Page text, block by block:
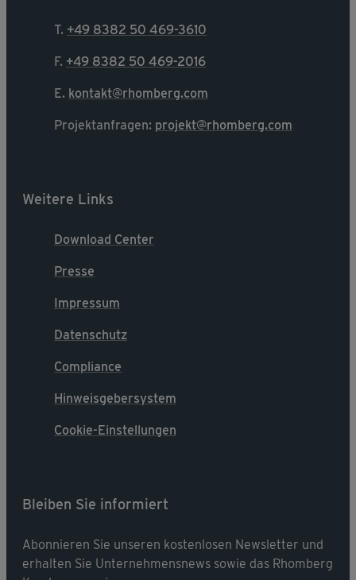
T. +49 8382 50 469-3610
F. +49 8382 50 469-2016
E. kontakt@rhomberg.com
Projektanfragen: projekt@rhomberg.com
Weitere Links
Download Center
Presse
Impressum
Datenschutz
Compliance
Hinweisgebersystem
Cookie-Einstellungen
Bleiben Sie informiert
Abonnieren Sie unseren kostenlosen Newsletter und
erhalten Sie Unternehmensnews sowie das Rhomberg